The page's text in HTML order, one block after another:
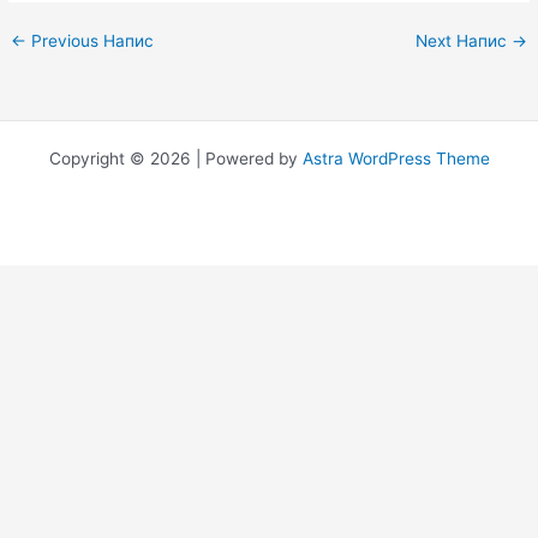
← Previous Напис Next Напис →
Copyright © 2026 | Powered by Astra WordPress Theme